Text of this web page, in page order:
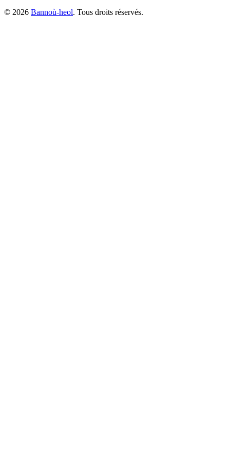
© 2026 Bannoù-heol. Tous droits réservés.